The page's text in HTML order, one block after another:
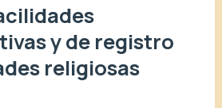
y de registro
religiosas